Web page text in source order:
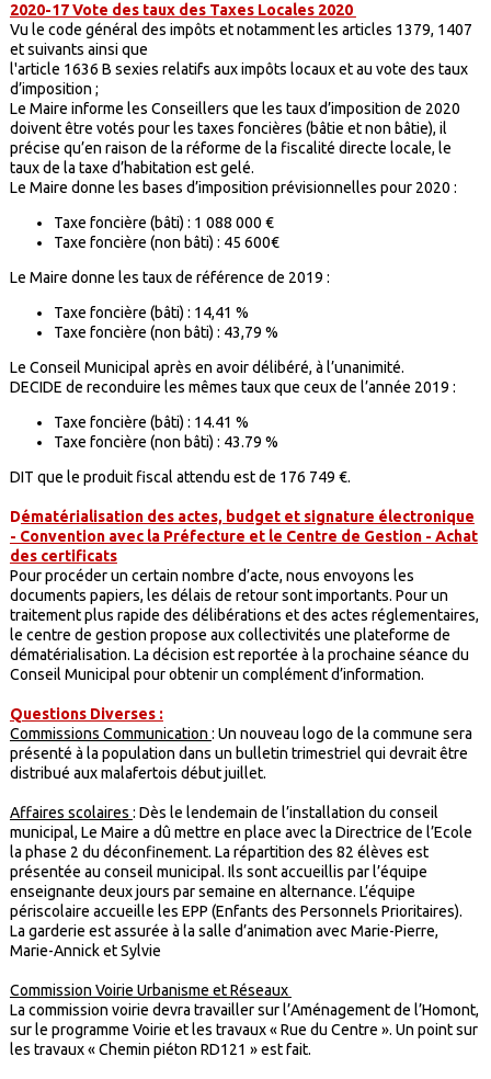
2020-17 Vote des taux des Taxes Locales 2020
Vu le code général des impôts et notamment les articles 1379, 1407
et suivants ainsi que
l'article 1636 B sexies relatifs aux impôts locaux et au vote des taux
d’imposition ;
Le Maire informe les Conseillers que les taux d’imposition de 2020
doivent être votés pour les taxes foncières (bâtie et non bâtie), il
précise qu’en raison de la réforme de la fiscalité directe locale, le
taux de la taxe d’habitation est gelé.
Le Maire donne les bases d’imposition prévisionnelles pour 2020 :
Taxe foncière (bâti) : 1 088 000 €
Taxe foncière (non bâti) : 45 600€
Le Maire donne les taux de référence de 2019 :
Taxe foncière (bâti) : 14,41 %
Taxe foncière (non bâti) : 43,79 %
Le Conseil Municipal après en avoir délibéré, à l’unanimité.
DECIDE de reconduire les mêmes taux que ceux de l’année 2019 :
Taxe foncière (bâti) : 14.41 %
Taxe foncière (non bâti) : 43.79 %
DIT que le produit fiscal attendu est de 176 749 €.
Dématérialisation des actes, budget et signature électronique
- Convention avec la Préfecture et le Centre de Gestion - Achat
des certificats
Pour procéder un certain nombre d’acte, nous envoyons les
documents papiers, les délais de retour sont importants. Pour un
traitement plus rapide des délibérations et des actes réglementaires,
le centre de gestion propose aux collectivités une plateforme de
dématérialisation. La décision est reportée à la prochaine séance du
Conseil Municipal pour obtenir un complément d’information.
Questions Diverses :
Commissions Communication : Un nouveau logo de la commune sera
présenté à la population dans un bulletin trimestriel qui devrait être
distribué aux malafertois début juillet.
Affaires scolaires : Dès le lendemain de l’installation du conseil
municipal, Le Maire a dû mettre en place avec la Directrice de l’Ecole
la phase 2 du déconfinement. La répartition des 82 élèves est
présentée au conseil municipal. Ils sont accueillis par l’équipe
enseignante deux jours par semaine en alternance. L’équipe
périscolaire accueille les EPP (Enfants des Personnels Prioritaires).
La garderie est assurée à la salle d’animation avec Marie-Pierre,
Marie-Annick et Sylvie
Commission Voirie Urbanisme et Réseaux
La commission voirie devra travailler sur l’Aménagement de l’Homont,
sur le programme Voirie et les travaux « Rue du Centre ». Un point sur
les travaux « Chemin piéton RD121 » est fait.